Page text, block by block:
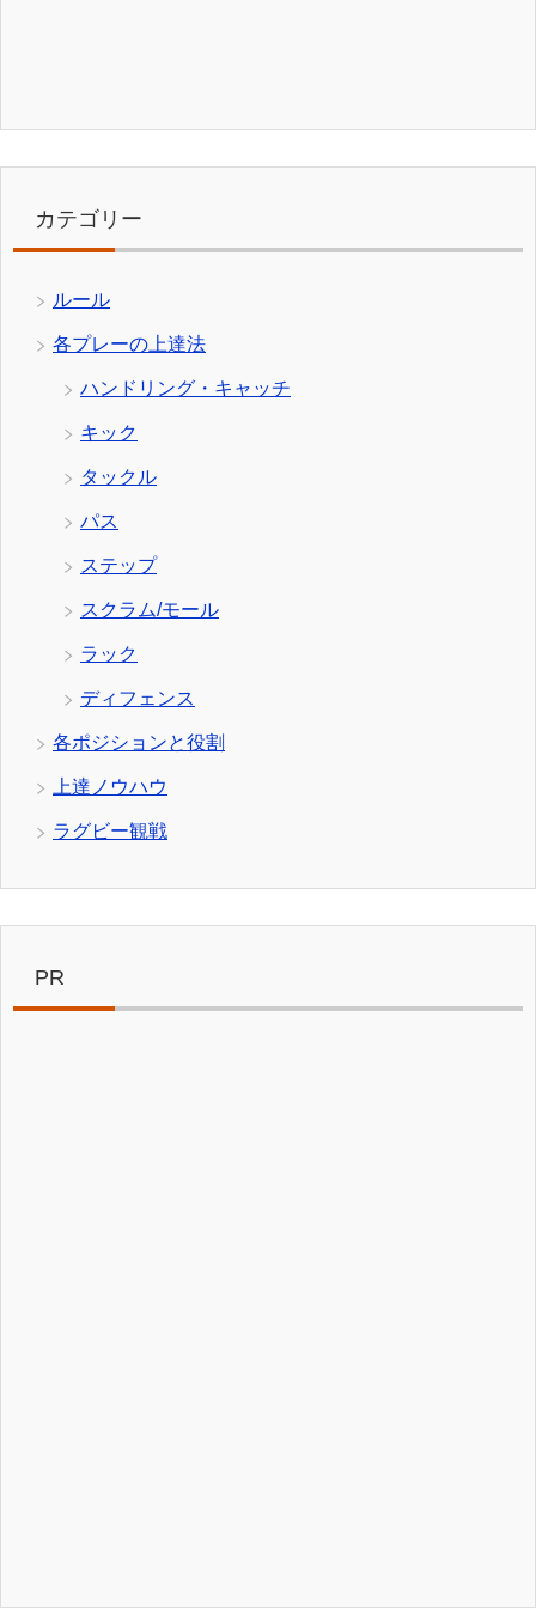
カテゴリー
ルール
各プレーの上達法
ハンドリング・キャッチ
キック
タックル
パス
ステップ
スクラム/モール
ラック
ディフェンス
各ポジションと役割
上達ノウハウ
ラグビー観戦
PR